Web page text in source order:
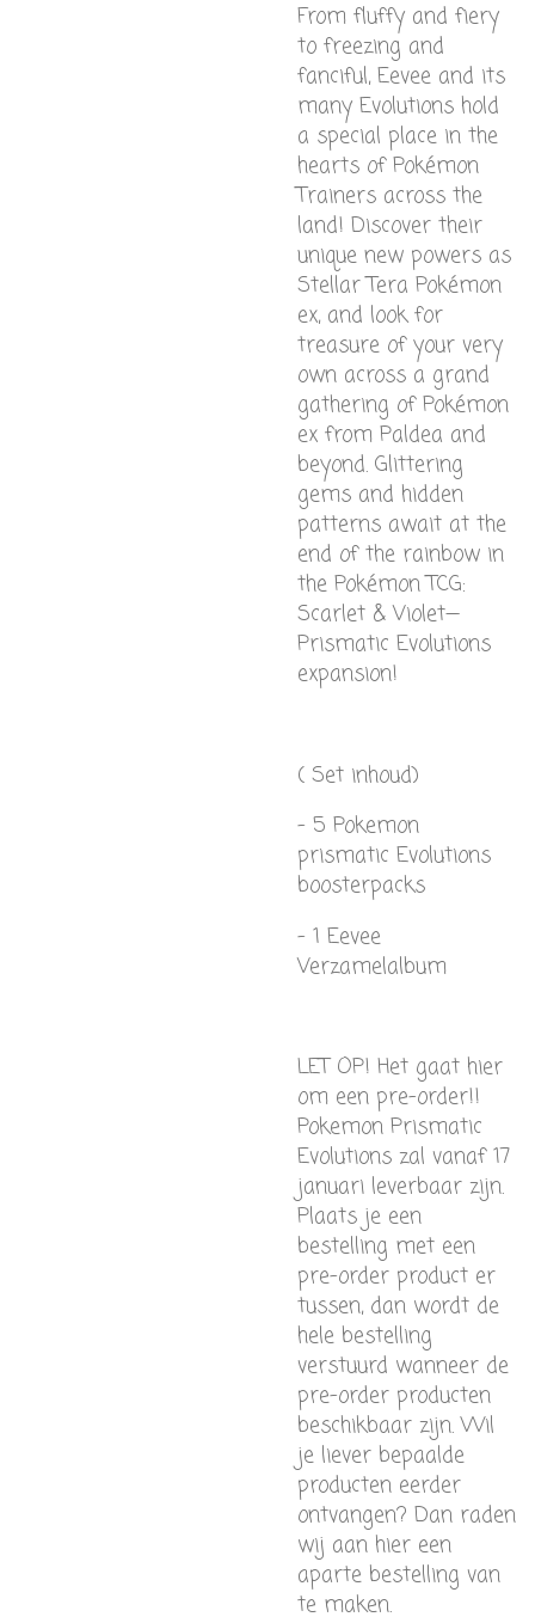
From fluffy and fiery
to freezing and
fanciful, Eevee and its
many Evolutions hold
a special place in the
hearts of Pokémon
Trainers across the
land! Discover their
unique new powers as
Stellar Tera Pokémon
ex, and look for
treasure of your very
own across a grand
gathering of Pokémon
ex from Paldea and
beyond. Glittering
gems and hidden
patterns await at the
end of the rainbow in
the Pokémon TCG:
Scarlet & Violet—
Prismatic Evolutions
expansion!
( Set inhoud)
- 5 Pokemon
prismatic Evolutions
boosterpacks
- 1 Eevee
Verzamelalbum
LET OP! Het gaat hier
om een pre-order!!
Pokemon Prismatic
Evolutions zal vanaf 17
januari leverbaar zijn.
Plaats je een
bestelling met een
pre-order product er
tussen, dan wordt de
hele bestelling
verstuurd wanneer de
pre-order producten
beschikbaar zijn. Wil
je liever bepaalde
producten eerder
ontvangen? Dan raden
wij aan hier een
aparte bestelling van
te maken.